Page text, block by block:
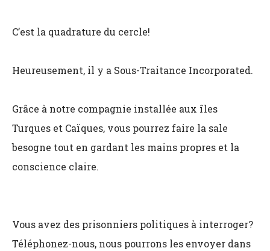
C’est la quadrature du cercle!
Heureusement, il y a Sous-Traitance Incorporated.
Grâce à notre compagnie installée aux îles
Turques et Caïques, vous pourrez faire la sale
besogne tout en gardant les mains propres et la
conscience claire.
Vous avez des prisonniers politiques à interroger?
Téléphonez-nous, nous pourrons les envoyer dans